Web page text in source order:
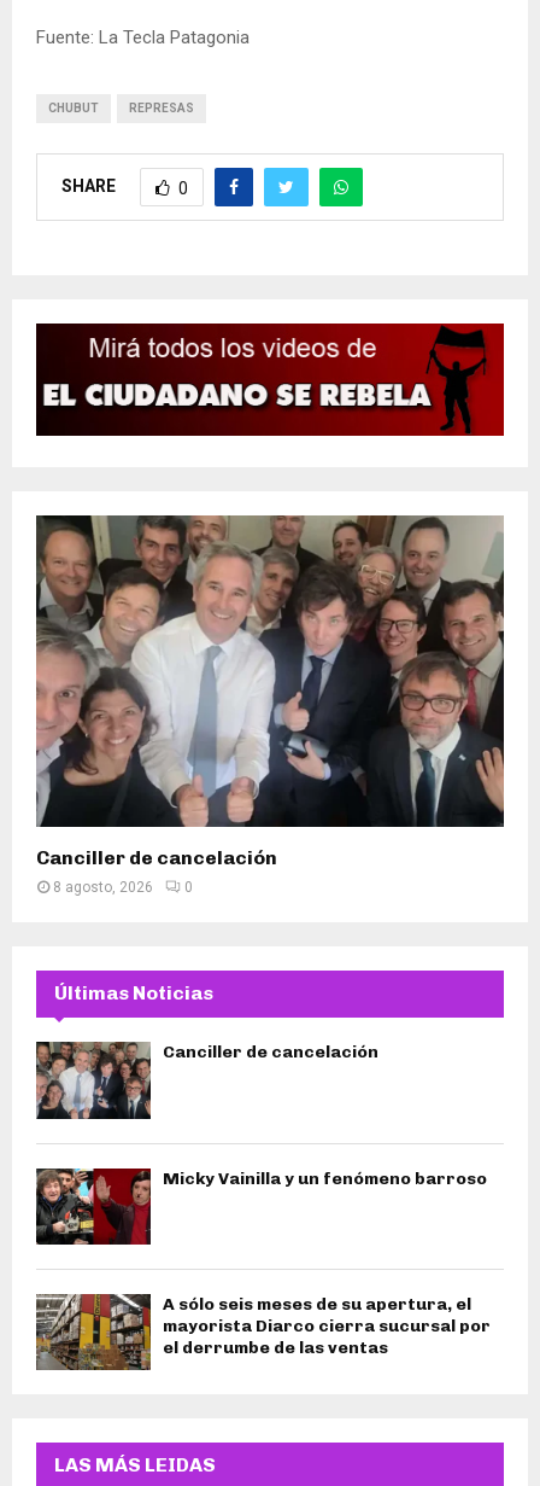
Fuente: La Tecla Patagonia
CHUBUT REPRESAS
SHARE 0
Canciller de cancelación
8 agosto, 2026 0
Últimas Noticias
Canciller de cancelación
Micky Vainilla y un fenómeno barroso
A sólo seis meses de su apertura, el
mayorista Diarco cierra sucursal por
el derrumbe de las ventas
LAS MÁS LEIDAS